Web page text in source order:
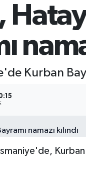
Kurban
Kurban